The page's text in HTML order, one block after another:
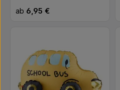
Regulärer Preis:
ab 6,95 €